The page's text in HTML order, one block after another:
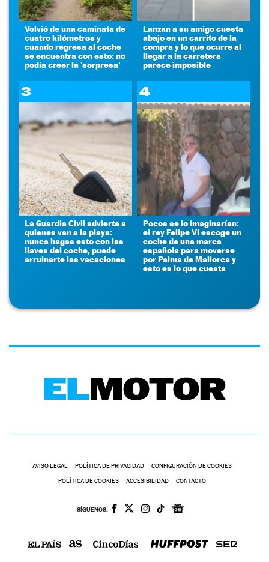
Volvió de una caminata de
cuatro kilómetros y
cuando regresa al coche
se encuentra con esto: no
podía creer la 'sorpresa'
Lanzan a su amigo cuesta
abajo en un carrito de la
compra y lo que ocurre al
llegar a la carretera
parece imposible
3
La Guardia Civil advierte a
quienes van a la playa:
nunca hagas esto con las
llaves del coche, puede
arruinarte las vacaciones
4
Pocos se lo imaginarían:
el rey Felipe VI escoge un
coche de una marca
española para moverse
por Palma de Mallorca y
esto es lo que cuesta
AVISO LEGAL POLÍTICA DE PRIVACIDAD CONFIGURACIÓN DE COOKIES
POLÍTICA DE COOKIES ACCESIBILIDAD CONTACTO
SÍGUENOS: